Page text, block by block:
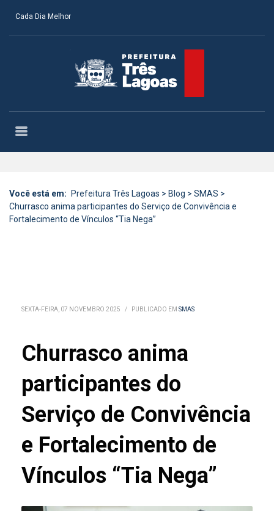
Cada Dia Melhor
Você está em: Prefeitura Três Lagoas > Blog > SMAS >
Churrasco anima participantes do Serviço de Convivência e
Fortalecimento de Vínculos “Tia Nega”
SEXTA-FEIRA, 07 NOVEMBRO 2025 / PUBLICADO EM SMAS
Churrasco anima
participantes do
Serviço de Convivência
e Fortalecimento de
Vínculos “Tia Nega”